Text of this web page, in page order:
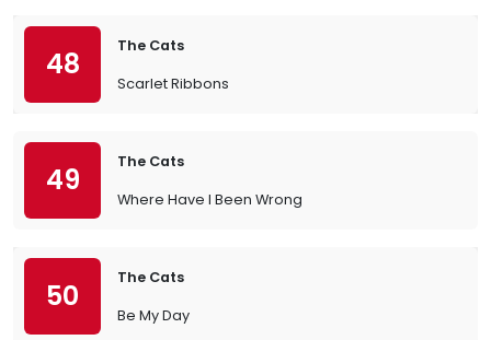
48
The Cats
Scarlet Ribbons
49
The Cats
Where Have I Been Wrong
50
The Cats
Be My Day